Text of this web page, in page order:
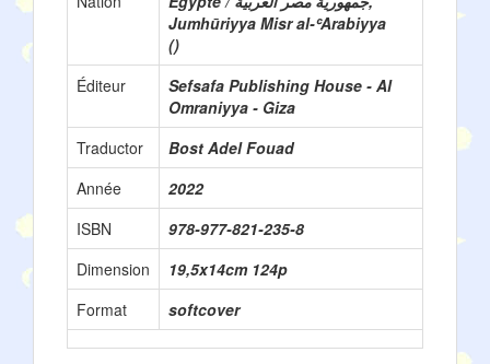
Jumhūriyya Misr al-ʿArabiyya
()
Éditeur
Sefsafa Publishing House - Al
Omraniyya - Giza
Traductor
Bost Adel Fouad
Année
2022
ISBN
978-977-821-235-8
Dimension
19,5x14cm 124p
Format
softcover